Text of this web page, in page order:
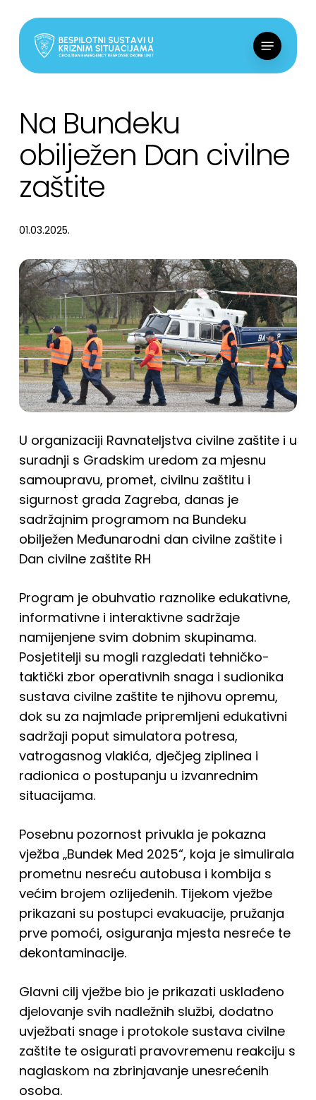
content
Menu
Na Bundeku
obilježen Dan civilne
zaštite
01.03.2025.
U organizaciji Ravnateljstva civilne zaštite i u
suradnji s Gradskim uredom za mjesnu
samoupravu, promet, civilnu zaštitu i
sigurnost grada Zagreba, danas je
sadržajnim programom na Bundeku
obilježen Međunarodni dan civilne zaštite i
Dan civilne zaštite RH
Program je obuhvatio raznolike edukativne,
informativne i interaktivne sadržaje
namijenjene svim dobnim skupinama.
Posjetitelji su mogli razgledati tehničko-
taktički zbor operativnih snaga i sudionika
sustava civilne zaštite te njihovu opremu,
dok su za najmlađe pripremljeni edukativni
sadržaji poput simulatora potresa,
vatrogasnog vlakića, dječjeg ziplinea i
radionica o postupanju u izvanrednim
situacijama.
Posebnu pozornost privukla je pokazna
vježba „Bundek Med 2025“, koja je simulirala
prometnu nesreću autobusa i kombija s
većim brojem ozlijeđenih. Tijekom vježbe
prikazani su postupci evakuacije, pružanja
prve pomoći, osiguranja mjesta nesreće te
dekontaminacije.
Glavni cilj vježbe bio je prikazati usklađeno
djelovanje svih nadležnih službi, dodatno
uvježbati snage i protokole sustava civilne
zaštite te osigurati pravovremenu reakciju s
naglaskom na zbrinjavanje unesrećenih
osoba.